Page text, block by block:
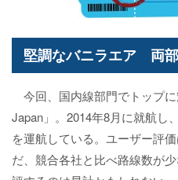
堅調なバニラエア 両
今回、国内線部門でトップ
Japan」。2014年8月に就航し
を運航している。ユーザー評
だ、競合各社と比べ路線数が